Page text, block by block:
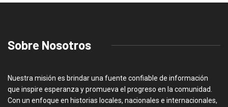
Sobre Nosotros
Nuestra misión es brindar una fuente confiable de información
que inspire esperanza y promueva el progreso en la comunidad.
Con un enfoque en historias locales, nacionales e internacionales,